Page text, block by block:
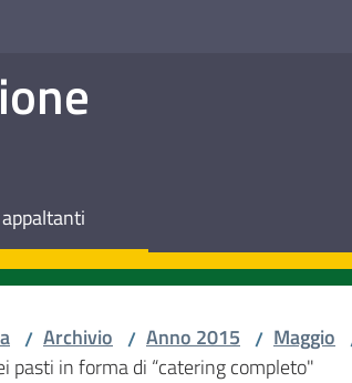
/ Archivio / Anno 2015 / Maggio
pasti in forma di “catering completo"